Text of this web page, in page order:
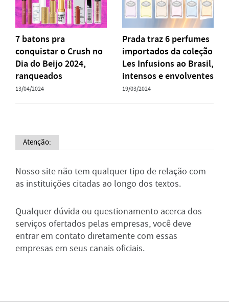
7 batons pra
conquistar o Crush no
Dia do Beijo 2024,
ranqueados
13/04/2024
Prada traz 6 perfumes
importados da coleção
Les Infusions ao Brasil,
intensos e envolventes
19/03/2024
Atenção:
Nosso site não tem qualquer tipo de relação com
as instituições citadas ao longo dos textos.
Qualquer dúvida ou questionamento acerca dos
serviços ofertados pelas empresas, você deve
entrar em contato diretamente com essas
empresas em seus canais oficiais.